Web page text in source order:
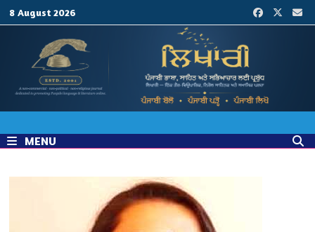
8 August 2026
MENU